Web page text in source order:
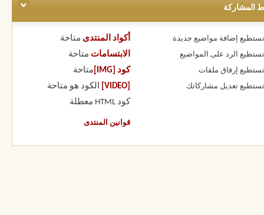
المشاركة
تستطيع إضافة مواضيع جديدة
تستطيع الرد على المواضيع
تستطيع إرفاق ملفات
تستطيع تعديل مشاركاتك
أكواد المنتدى متاحة
الابتسامات متاحة
كود [IMG]
متاحة
الكود هو متاحة
كود HTML
معطلة
قوانين المنتدى